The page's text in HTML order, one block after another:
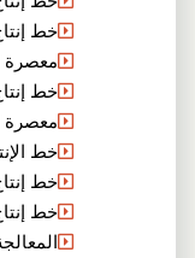
خط
معصرة
خط
معصرة
خط
خط
خط